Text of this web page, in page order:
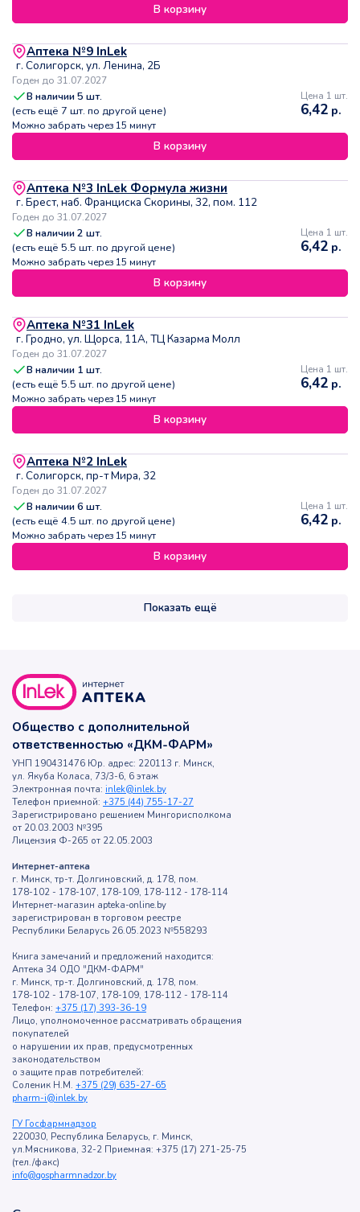
В корзину
Аптека №9 InLek
г. Солигорск, ул. Ленина, 2Б
Годен до 31.07.2027
В наличии5 шт.
(есть ещё 7 шт. по другой цене)
Можно забрать через 15 минут
Цена 1 шт.
6,42 р.
В корзину
Аптека №3 InLek Формула жизни
г. Брест, наб. Франциска Скорины, 32, пом. 112
Годен до 31.07.2027
В наличии2 шт.
(есть ещё 5.5 шт. по другой цене)
Можно забрать через 15 минут
Цена 1 шт.
6,42 р.
В корзину
Аптека №31 InLek
г. Гродно, ул. Щорса, 11А, ТЦ Казарма Молл
Годен до 31.07.2027
В наличии 1 шт.
(есть ещё 5.5 шт. по другой цене)
Можно забрать через 15 минут
Цена 1 шт.
6,42 р.
В корзину
Аптека №2 InLek
г. Солигорск, пр-т Мира, 32
Годен до 31.07.2027
В наличии6 шт.
(есть ещё 4.5 шт. по другой цене)
Можно забрать через 15 минут
Цена 1 шт.
6,42 р.
В корзину
Показать ещё
Общество с дополнительной
ответственностью «ДКМ-ФАРМ»
УНП 190431476 Юр. адрес: 220113 г. Минск,
ул. Якуба Коласа, 73/3-6, 6 этаж
Электронная почта: inlek@inlek.by
Телефон приемной: +375 (44) 755-17-27
Зарегистрировано решением Мингорисполкома
от 20.03.2003 №395
Лицензия Ф-265 от 22.05.2003
Интернет-аптека
г. Минск, тр-т. Долгиновский, д. 178, пом.
178-102 - 178-107, 178-109, 178-112 - 178-114
Интернет-магазин apteka-online.by
зарегистрирован в торговом реестре
Республики Беларусь 26.05.2023 №558293
Книга замечаний и предложений находится:
Аптека 34 ОДО "ДКМ-ФАРМ"
г. Минск, тр-т. Долгиновский, д. 178, пом.
178-102 - 178-107, 178-109, 178-112 - 178-114
Телефон: +375 (17) 393-36-19
Лицо, уполномоченное рассматривать обращения
покупателей
о нарушении их прав, предусмотренных
законодательством
о защите прав потребителей:
Соленик Н.М. +375 (29) 635-27-65
pharm-i@inlek.by
ГУ Госфармнадзор
220030, Республика Беларусь, г. Минск,
ул.Мясникова, 32-2 Приемная: +375 (17) 271-25-75
(тел./факс)
info@gospharmnadzor.by